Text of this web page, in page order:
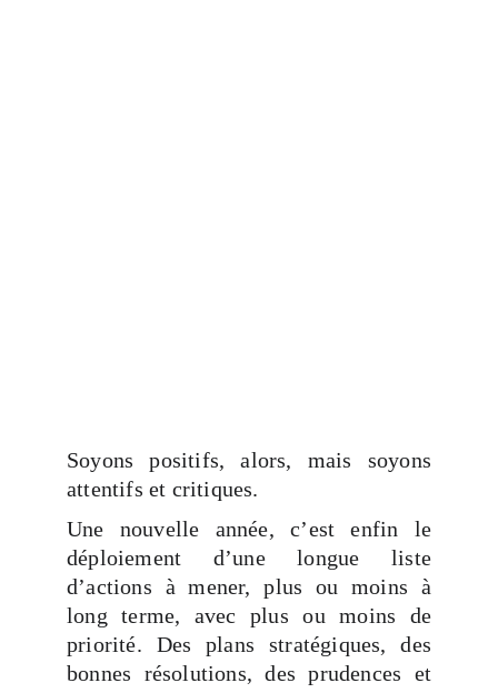
Soyons positifs, alors, mais soyons
attentifs et critiques.
Une nouvelle année, c’est enfin le
déploiement d’une longue liste
d’actions à mener, plus ou moins à
long terme, avec plus ou moins de
priorité. Des plans stratégiques, des
bonnes résolutions, des prudences et